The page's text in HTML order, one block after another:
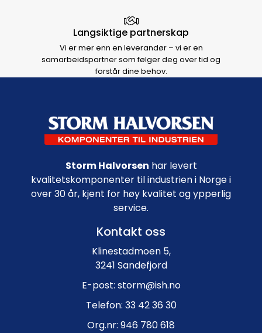
Langsiktige partnerskap
Vi er mer enn en leverandør – vi er en
samarbeidspartner som følger deg over tid og
forstår dine behov.
Footer navigation
Storm Halvorsen har levert
kvalitetskomponenter til industrien i Norge i
over 30 år, kjent for høy kvalitet og ypperlig
service.
Kontakt oss
Klinestadmoen 5,
3241 Sandefjord
E-post: storm@ish.no
Telefon: 33 42 36 30
Org.nr: 946 780 618